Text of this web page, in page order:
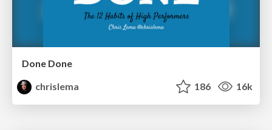
Done Done
chrislema
186 16k